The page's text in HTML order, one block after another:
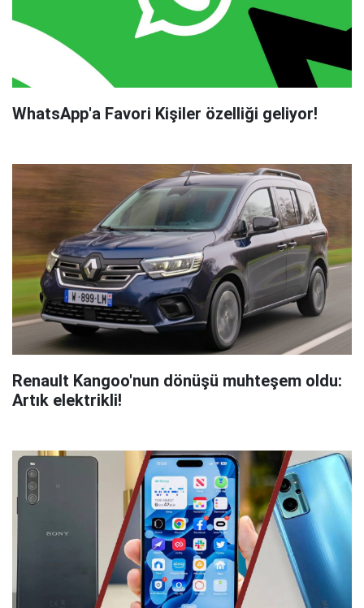
WhatsApp'a Favori Kişiler özelliği geliyor!
Renault Kangoo'nun dönüşü muhteşem oldu:
Artık elektrikli!